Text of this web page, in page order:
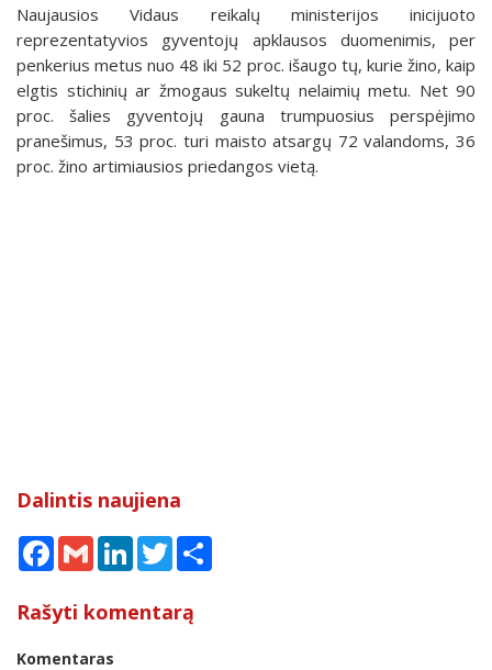
Naujausios Vidaus reikalų ministerijos inicijuoto
reprezentatyvios gyventojų apklausos duomenimis, per
penkerius metus nuo 48 iki 52 proc. išaugo tų, kurie žino, kaip
elgtis stichinių ar žmogaus sukeltų nelaimių metu. Net 90
proc. šalies gyventojų gauna trumpuosius perspėjimo
pranešimus, 53 proc. turi maisto atsargų 72 valandoms, 36
proc. žino artimiausios priedangos vietą.
Dalintis naujiena
Facebook
Gmail LinkedInTwitter
Rašyti komentarą
Komentaras